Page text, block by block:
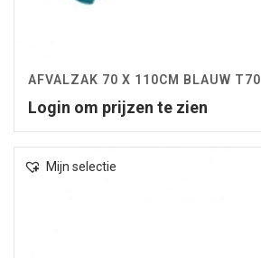
AFVALZAK 70 X 110CM BLAUW T70
Login om prijzen te zien
Mijn selectie